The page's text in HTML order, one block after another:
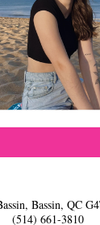
Bassin, QC
(514) 661-3810